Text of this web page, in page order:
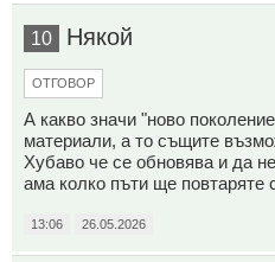
10 Някой
ОТГОВОР
А какво значи "ново
материали, а то същите
Хубаво че се обновява и да
ама колко пъти ще повтаряте
13:06 26.05.2026